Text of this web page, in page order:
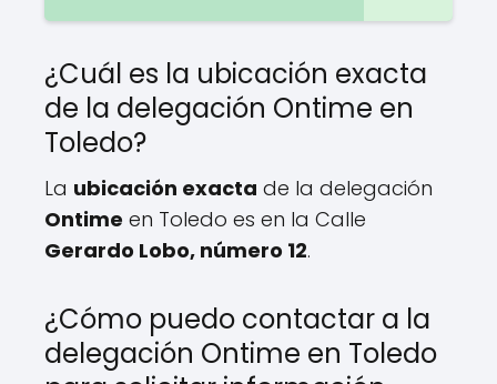
¿Cuál es la ubicación exacta
de la delegación Ontime en
Toledo?
La ubicación exacta de la delegación
Ontime en Toledo es en la Calle
Gerardo Lobo, número 12.
¿Cómo puedo contactar a la
delegación Ontime en Toledo